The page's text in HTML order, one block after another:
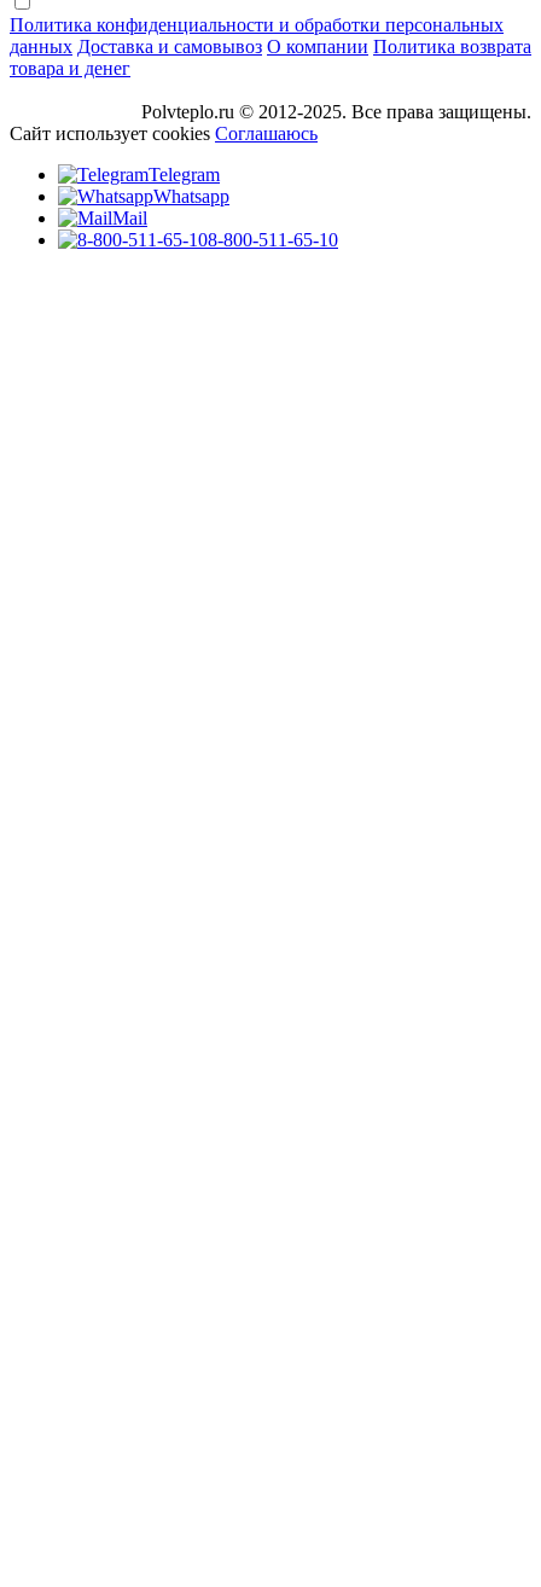
Политика конфиденциальности и обработки персональных
данных Доставка и самовывоз О компании Политика возврата
товара и денег
Polvteplo.ru © 2012-2025. Все права защищены.
Сайт использует cookies Соглашаюсь
Telegram
Whatsapp
Mail
8-800-511-65-10